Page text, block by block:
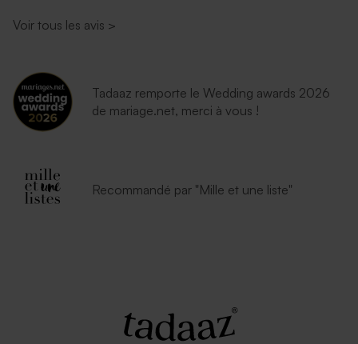
Voir tous les avis >
Tadaaz remporte le Wedding awards 2026
de mariage.net, merci à vous !
Recommandé par "Mille et une liste"